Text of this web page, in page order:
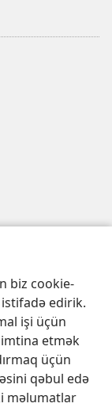
biz cookie-
edirik.
işi üçün
etmək
üçün
qəbul edə
məlumatlar